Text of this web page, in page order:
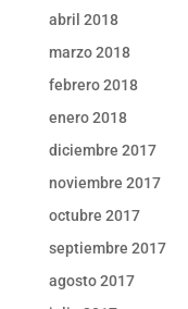
abril 2018
marzo 2018
febrero 2018
enero 2018
diciembre 2017
noviembre 2017
octubre 2017
septiembre 2017
agosto 2017